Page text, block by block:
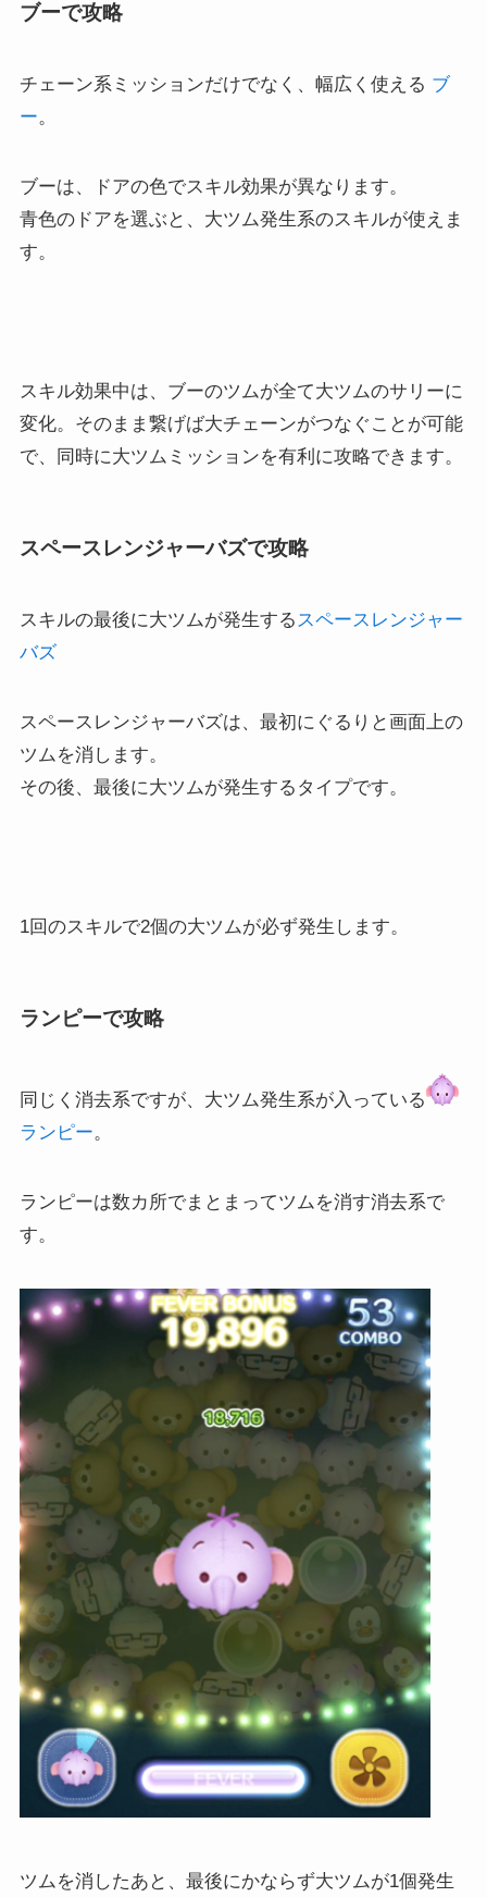
ブーで攻略
チェーン系ミッションだけでなく、幅広く使える ブ
ー。
ブーは、ドアの色でスキル効果が異なります。
青色のドアを選ぶと、大ツム発生系のスキルが使えま
す。
スキル効果中は、ブーのツムが全て大ツムのサリーに
変化。そのまま繋げば大チェーンがつなぐことが可能
で、同時に大ツムミッションを有利に攻略できます。
スペースレンジャーバズで攻略
スキルの最後に大ツムが発生する スペースレンジャー
バズ
スペースレンジャーバズは、最初にぐるりと画面上の
ツムを消します。
その後、最後に大ツムが発生するタイプです。
1回のスキルで2個の大ツムが必ず発生します。
ランピーで攻略
同じく消去系ですが、大ツム発生系が入っている
ランピー。
ランピーは数カ所でまとまってツムを消す消去系で
す。
ツムを消したあと、最後にかならず大ツムが1個発生